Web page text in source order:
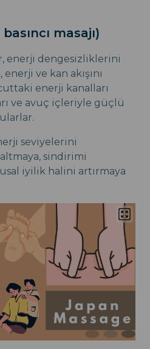
masajı)
enerji dengesizliklerini
ve kan akışını
enerji kanalları
ve avuç içleriyle güçlü
seviyelerini
sindirimi
iyilik halini artırmaya